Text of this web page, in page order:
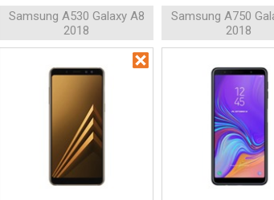
Samsung A530 Galaxy A8
2018
Samsung A750
2018